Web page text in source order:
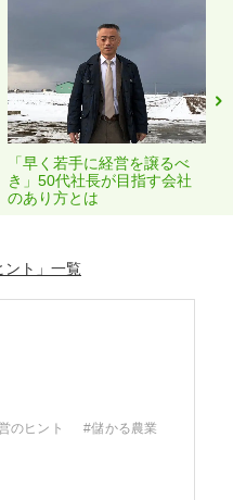
「早く若手に経営を譲るべ
き」50代社長が目指す会社
のあり方とは
ト」
のヒント
#儲かる農業